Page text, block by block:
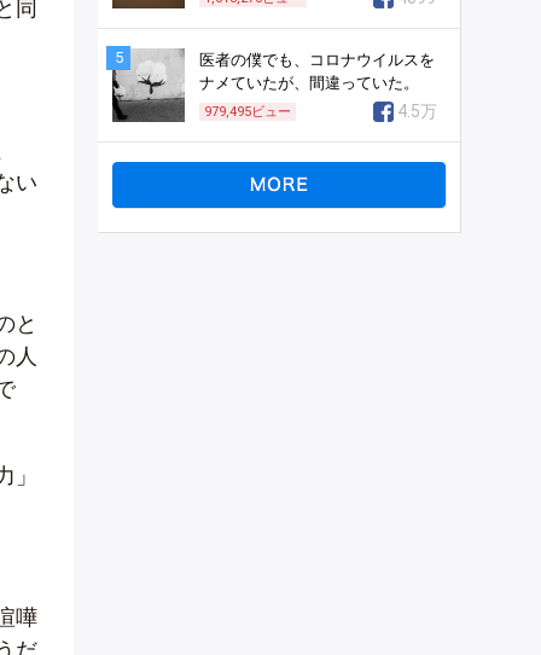
同
い
と
人
嘩
だ
5
医者の僕でも、コロナウイルスを
ナメていたが、間違っていた。
979,495ビュー 4.5万